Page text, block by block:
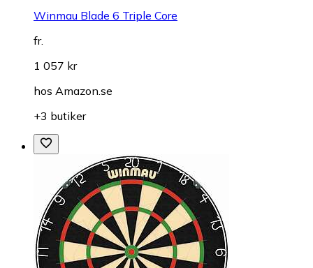
Winmau Blade 6 Triple Core
fr.
1 057 kr
hos Amazon.se
+3 butiker